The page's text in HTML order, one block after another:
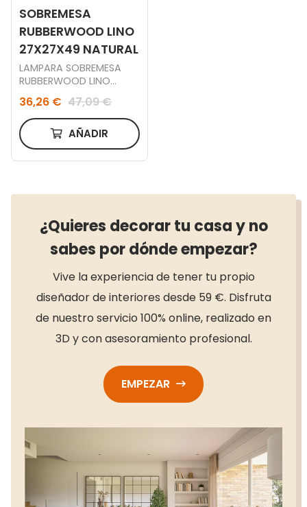
SOBREMESA
RUBBERWOOD LINO
27X27X49 NATURAL
LAMPARA SOBREMESA
RUBBERWOOD LINO
27X27X49 NATURAL
36,26 € 47,09 €
AÑADIR
¿Quieres decorar tu casa y no
sabes por dónde empezar?
Vive la experiencia de tener tu propio
diseñador de interiores desde 59 €. Disfruta
de nuestro servicio 100% online, realizado en
3D y con asesoramiento profesional.
EMPEZAR